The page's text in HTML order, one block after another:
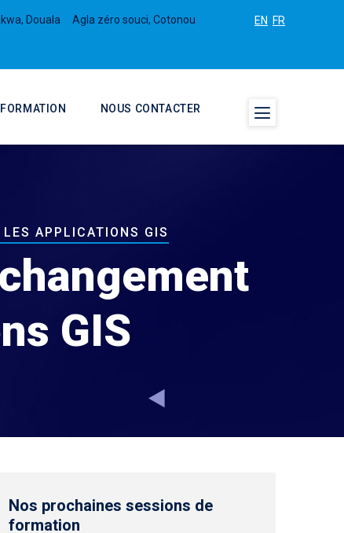
Douala Agla zéro souci, Cotonou EN FR
FORMATION NOUS CONTACTER
APPLICATIONS GIS
GIS
Nos prochaines sessions de
formation